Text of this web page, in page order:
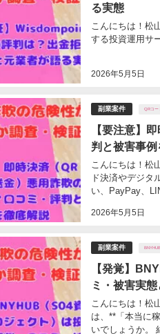
る実態
2026年5月5日
こんにちは！松
する投資運用サ
副業案件 QRコー
【要注意】
判と被害事
2026年5月5日
こんにちは！松
ド決済やデジタ
い、PayPay、
副業案件
【発覚】
ミ・被害実
こんにちは！松
は、**「本当に
いでしょうか。